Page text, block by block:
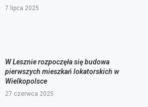
7 lipca 2025
W Lesznie rozpoczęła się budowa
pierwszych mieszkań lokatorskich w
Wielkopolsce
27 czerwca 2025